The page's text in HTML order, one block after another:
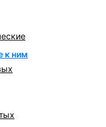
к ним